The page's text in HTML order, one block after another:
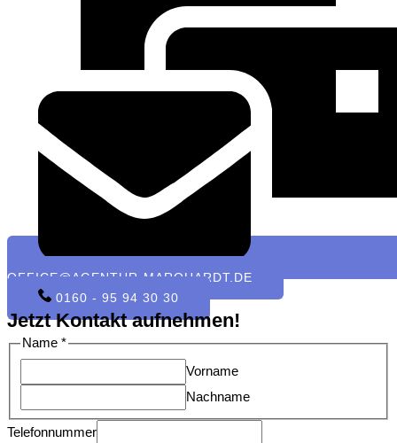
OFFICE@AGENTUR-MARQUARDT.DE
0160 - 95 94 30 30
Jetzt Kontakt aufnehmen!
Name *
Vorname
Nachname
Telefonnummer